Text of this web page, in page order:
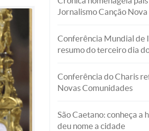
Jornalismo Canção Nova
Conferência Mundial de
resumo do terceiro dia
Conferência do Charis
Novas Comunidades
São Caetano: conheça a
deu nome a cidade